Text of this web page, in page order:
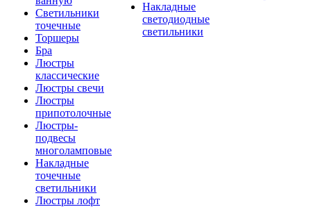
Светильники
точечные
Торшеры
Бра
Люстры
классические
Люстры свечи
Люстры
припотолочные
Люстры-
подвесы
многоламповые
Накладные
точечные
светильники
Люстры лофт
Накладные
светодиодные
светильники